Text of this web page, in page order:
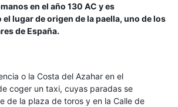
en el año 130 AC y es
lugar de origen de la paella, uno de los
de España.
o la Costa del Azahar en el
coger un taxi, cuyas paradas se
de la plaza de toros y en la Calle de